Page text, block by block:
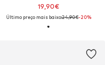
19,90€
Último preço mais baixo:24,90€-20%